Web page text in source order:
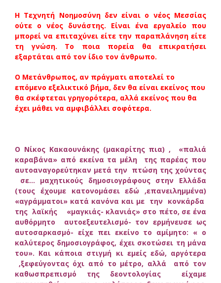
Η Τεχνητή Νοημοσύνη δεν είναι ο νέος Μεσσίας
ούτε ο νέος δυνάστης. Είναι ένα εργαλείο που
μπορεί να επιταχύνει είτε την παραπλάνηση είτε
τη γνώση. Το ποια πορεία θα επικρατήσει
εξαρτάται από τον ίδιο τον άνθρωπο.
Ο Μετάνθρωπος, αν πράγματι αποτελεί το
επόμενο εξελικτικό βήμα, δεν θα είναι εκείνος που
θα σκέφτεται γρηγορότερα, αλλά εκείνος που θα
έχει μάθει να αμφιβάλλει σοφότερα.
Ο Νίκος Κακαουνάκης (μακαρίτης πια) , «παλιά
καραβάνα» από εκείνα τα μέλη της παρέας που
αυτοαναγορεύτηκαν μετά την πτώση της χούντας
σε… μαχητικούς δημοσιογράφους στην Ελλάδα
(τους έχουμε κατονομάσει εδώ ,επανειλημμένα)
«αγράμματοι» κατά κανόνα και με την κονκάρδα
της λαϊκής «μαγκιάς- κλανιάς» στο πέτο, σε ένα
αυθόρμητο αυτοεξευτελισμό- τον ερμήνευσε ως
αυτοσαρκασμό- είχε πει εκείνο το αμίμητο: « ο
καλύτερος δημοσιογράφος, έχει σκοτώσει τη μάνα
του». Και κάποια στιγμή κι εμείς εδώ, αργότερα
,ξεφεύγοντας όχι από το μέτρο, αλλά από τον
καθωσπρεπισμό της δεοντολογίας είχαμε